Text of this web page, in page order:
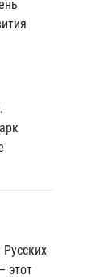
.
этот